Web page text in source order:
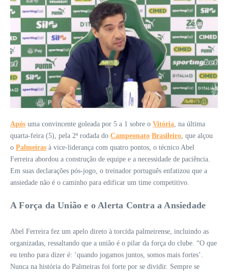
Após uma convincente goleada por 5 a 1 sobre o Vitória, na última
quarta-feira (5), pela 2ª rodada do Campeonato Brasileiro, que alçou
o Palmeiras à vice-liderança com quatro pontos, o técnico Abel
Ferreira abordou a construção de equipe e a necessidade de paciência.
Em suas declarações pós-jogo, o treinador português enfatizou que a
ansiedade não é o caminho para edificar um time competitivo.
A Força da União e o Alerta Contra a Ansiedade
Abel Ferreira fez um apelo direto à torcida palmeirense, incluindo as
organizadas, ressaltando que a união é o pilar da força do clube. “O que
eu tenho para dizer é: ‘quando jogamos juntos, somos mais fortes’.
Nunca na história do Palmeiras foi forte por se dividir. Sempre se